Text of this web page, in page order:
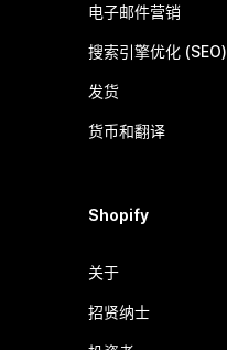
电子邮件营销
搜索引擎优化 (SEO)
发货
货币和翻译
Shopify
关于
招贤纳士